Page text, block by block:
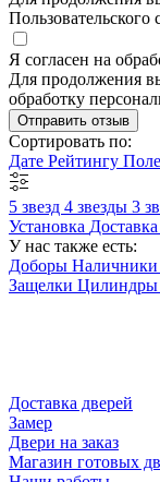
Пользовательского
Я согласен на
Для продолжения
обработку
Отправить отзыв
Сортировать по:
Дате Рейтингу
5 звезд 4 звезды 3
Установка Доставка
У нас также есть:
Доборы Наличники
Защелки Цилиндры
Доставка дверей
Замер
Двери на заказ
Магазин готовых